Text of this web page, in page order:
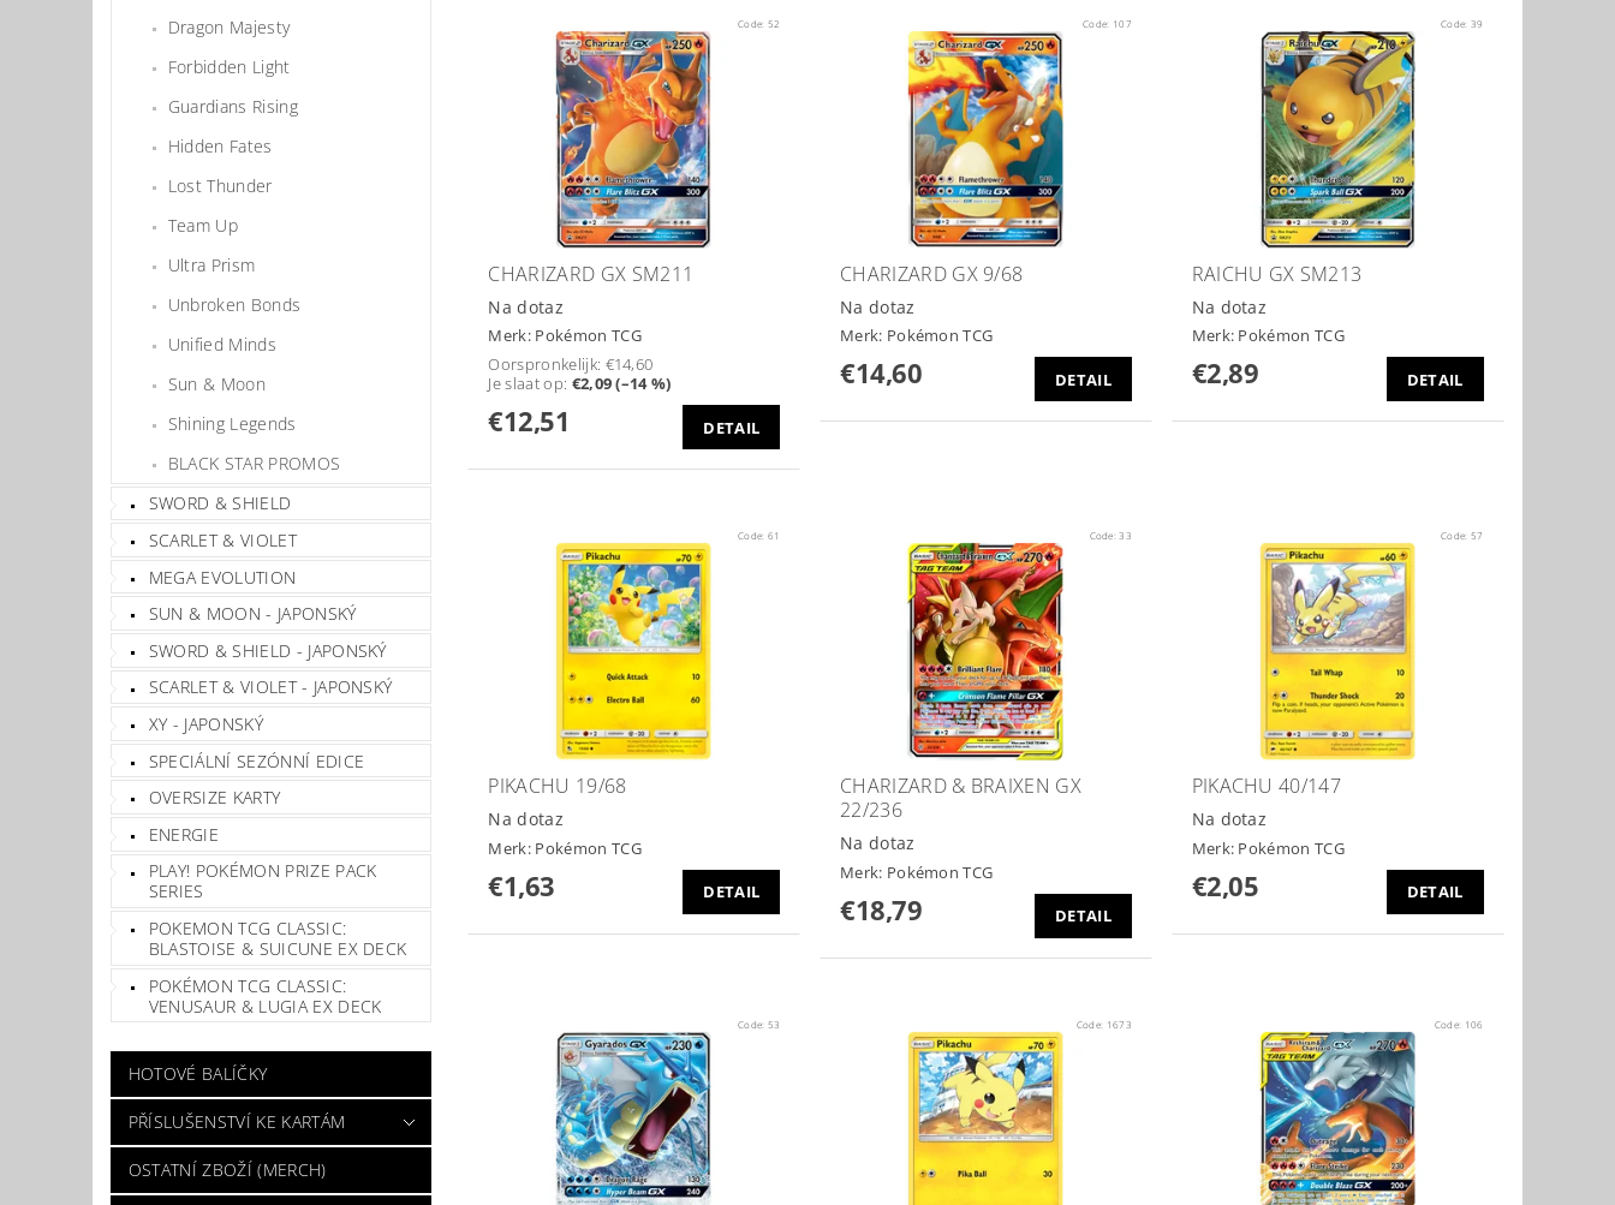
Dragon Majesty
Forbidden Light
Guardians Rising
Hidden Fates
Lost Thunder
Team Up
Ultra Prism
Unbroken Bonds
Unified Minds
Sun & Moon
Shining Legends
BLACK STAR PROMOS
SWORD & SHIELD
SCARLET & VIOLET
MEGA EVOLUTION
SUN & MOON - JAPONSKÝ
SWORD & SHIELD - JAPONSKÝ
SCARLET & VIOLET - JAPONSKÝ
XY - JAPONSKÝ
SPECIÁLNÍ SEZÓNNÍ EDICE
OVERSIZE KARTY
ENERGIE
PLAY! POKÉMON PRIZE PACK
SERIES
POKEMON TCG CLASSIC:
BLASTOISE & SUICUNE EX DECK
POKÉMON TCG CLASSIC:
VENUSAUR & LUGIA EX DECK
HOTOVÉ BALÍČKY
PŘÍSLUŠENSTVÍ KE KARTÁM
OSTATNÍ ZBOŽÍ (MERCH)
Code: 52
CHARIZARD GX SM211
Na dotaz
Merk: Pokémon TCG
Oorspronkelijk: €14,60
Je slaat op: €2,09 (–14 %)
€12,51 DETAIL
Code: 107
CHARIZARD GX 9/68
Na dotaz
Merk: Pokémon TCG
€14,60 DETAIL
Code: 39
RAICHU GX SM213
Na dotaz
Merk: Pokémon TCG
€2,89 DETAIL
Code: 61
PIKACHU 19/68
Na dotaz
Merk: Pokémon TCG
€1,63 DETAIL
Code:33
CHARIZARD & BRAIXEN GX
22/236
Na dotaz
Merk: Pokémon TCG
€18,79 DETAIL
Code: 57
PIKACHU 40/147
Na dotaz
Merk: Pokémon TCG
€2,05 DETAIL
Code: 53 Code: 1673 Code: 106